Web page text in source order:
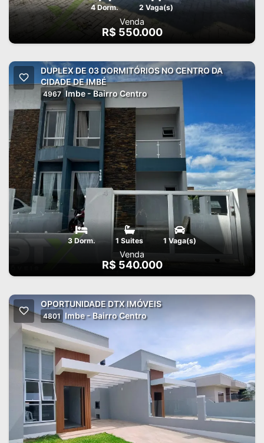
4 Dorm. 2 Vaga(s)
Venda
R$ 550.000
DUPLEX DE 03 DORMITÓRIOS NO CENTRO DA
CIDADE DE IMBÉ
4967 Imbe - Bairro Centro
3 Dorm. 1 Suites 1 Vaga(s)
Venda
R$ 540.000
OPORTUNIDADE DTX IMÓVEIS
4801 Imbe - Bairro Centro